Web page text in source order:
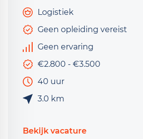
Logistiek
Geen opleiding vereist
Geen ervaring
€2.800 - €3.500
40 uur
3.0 km
Bekijk vacature